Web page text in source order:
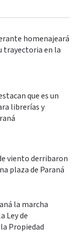
homenajeará
trayectoria en la
que es un
librerías y
viento derribaron
plaza de Paraná
la marcha
Ley de
Propiedad